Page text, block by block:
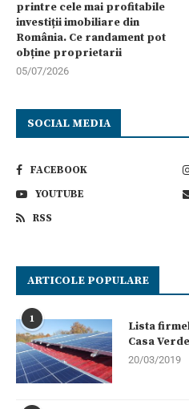
printre cele mai profitabile
investiții imobiliare din
România. Ce randament pot
obține proprietarii
05/07/2026
SOCIAL MEDIA
FACEBOOK
YOUTUBE
RSS
ARTICOLE POPULARE
1
Lista
Casa
20/03/2019